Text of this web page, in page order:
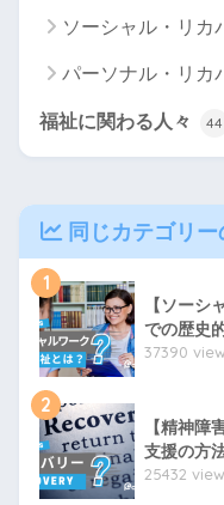
ソーシャル・リカ
パーソナル・リカ
福祉に関わる人々 44
同じカテゴリ
1
【ソーシ
での歴史
37390
2
【精神障
支援の方
25432